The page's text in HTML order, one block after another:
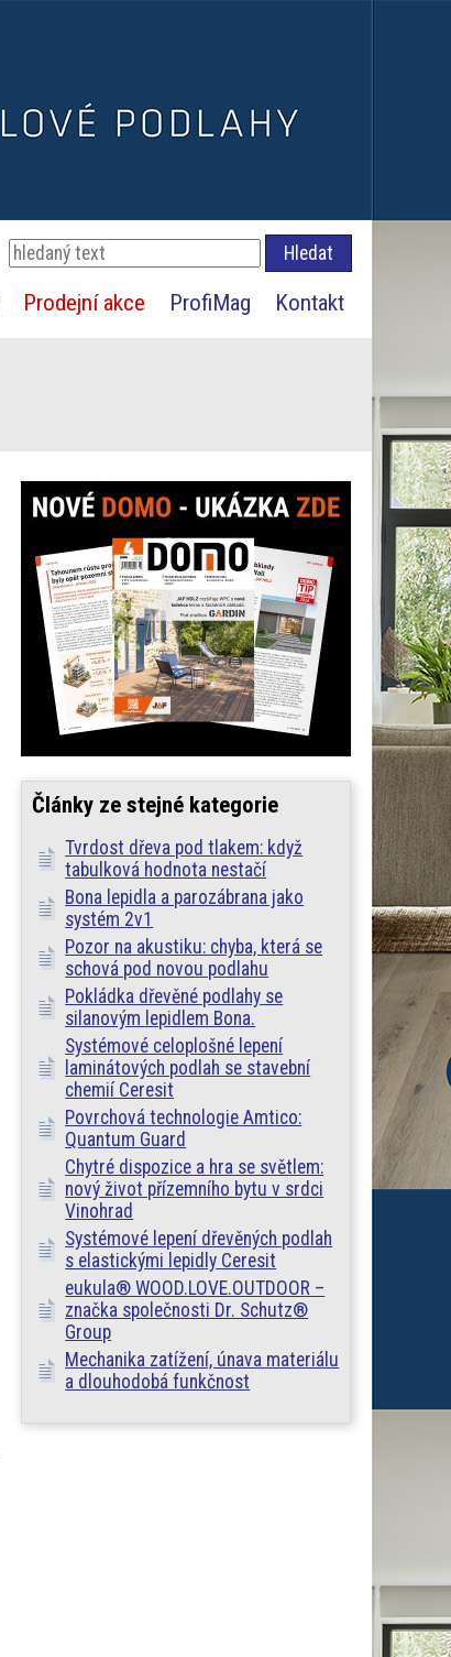
Prodejní akce ProfiMag Kontakt
Články ze stejné kategorie
Tvrdost dřeva pod tlakem: když
tabulková hodnota nestačí
Bona lepidla a parozábrana jako
systém 2v1
Pozor na akustiku: chyba, která se
schová pod novou podlahu
Pokládka dřevěné podlahy se
silanovým lepidlem Bona.
Systémové celoplošné lepení
laminátových podlah se stavební
chemií Ceresit
Povrchová technologie Amtico:
Quantum Guard
Chytré dispozice a hra se světlem:
nový život přízemního bytu v srdci
Vinohrad
Systémové lepení dřevěných podlah
s elastickými lepidly Ceresit
eukula® WOOD.LOVE.OUTDOOR –
značka společnosti Dr. Schutz®
Group
Mechanika zatížení, únava materiálu
a dlouhodobá funkčnost